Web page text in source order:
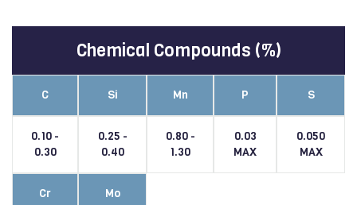
Chemical Compounds (%)
C
0.10 -
0.30
Si
0.25 -
0.40
Mn
0.80 -
1.30
P
0.03
MAX
S
0.050
MAX
Cr Mo